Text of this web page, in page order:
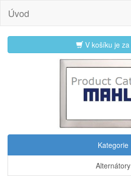
Úvod
V košíku je za
Kategorie
Alternátory